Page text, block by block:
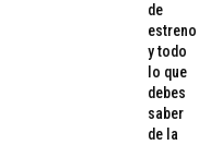
de
estreno
y todo
lo que
debes
saber
de la